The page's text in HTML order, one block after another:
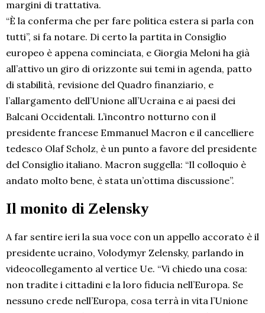
margini di trattativa.
“È la conferma che per fare politica estera si parla con
tutti”, si fa notare. Di certo la partita in Consiglio
europeo è appena cominciata, e Giorgia Meloni ha già
all’attivo un giro di orizzonte sui temi in agenda, patto
di stabilità, revisione del Quadro finanziario, e
l’allargamento dell’Unione all’Ucraina e ai paesi dei
Balcani Occidentali. L’incontro notturno con il
presidente francese Emmanuel Macron e il cancelliere
tedesco Olaf Scholz, è un punto a favore del presidente
del Consiglio italiano. Macron suggella: “Il colloquio è
andato molto bene, è stata un’ottima discussione”.
Il monito di Zelensky
A far sentire ieri la sua voce con un appello accorato è il
presidente ucraino, Volodymyr Zelensky, parlando in
videocollegamento al vertice Ue. “Vi chiedo una cosa:
non tradite i cittadini e la loro fiducia nell’Europa. Se
nessuno crede nell’Europa, cosa terrà in vita l’Unione